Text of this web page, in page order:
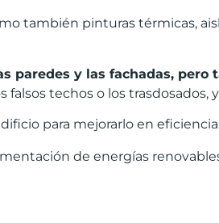
también pinturas térmicas,
paredes y las fachadas, pero
techos o los trasdosados,
para mejorarlo en
de energías